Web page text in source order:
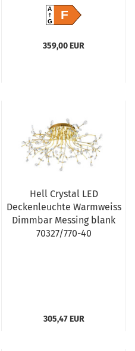
A
GF
359,00 EUR
Hell Crystal LED
Deckenleuchte Warmweiss
Dimmbar Messing blank
70327/770-40
305,47 EUR